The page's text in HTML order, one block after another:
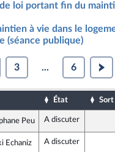
loi portant fin du
à vie dans le
(séance publique)
3 ... 6
État Sort
et Républicaine
Peu A discuter
et apparentés
Echaniz A discuter